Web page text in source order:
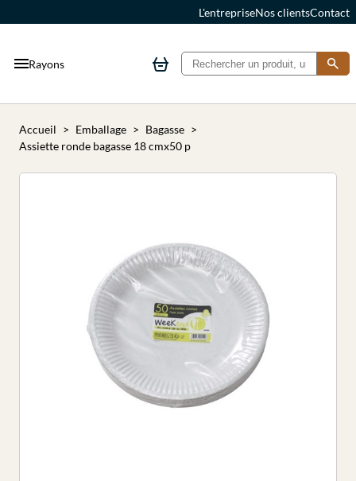
L'entrepriseNos clientsContact
Rayons
Accueil Emballage
Bagasse
Assiette ronde bagasse 18 cmx50 p